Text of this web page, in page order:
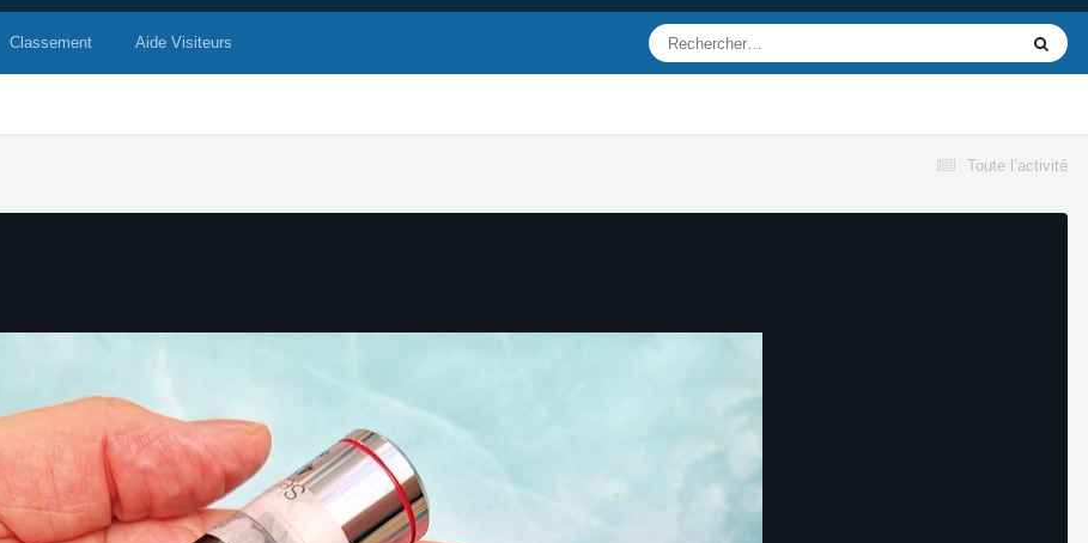
Classement Aide Visiteurs
Toute l’activité